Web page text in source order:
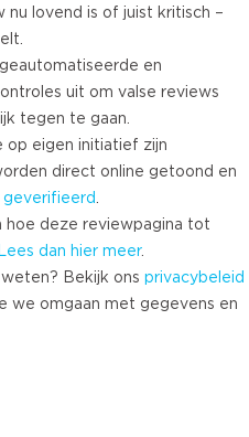
nu lovend is of juist kritisch –
en
uit om valse reviews
tegen te gaan.
op eigen initiatief zijn
direct online getoond en
geverifieerd.
hoe deze reviewpagina tot
Lees dan hier meer.
Bekijk ons privacybeleid
we omgaan met gegevens en